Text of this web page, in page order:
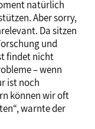
natürlich
Aber sorry,
Da sitzen
und
findet nicht
– wenn
ist noch
können wir oft
warnte der